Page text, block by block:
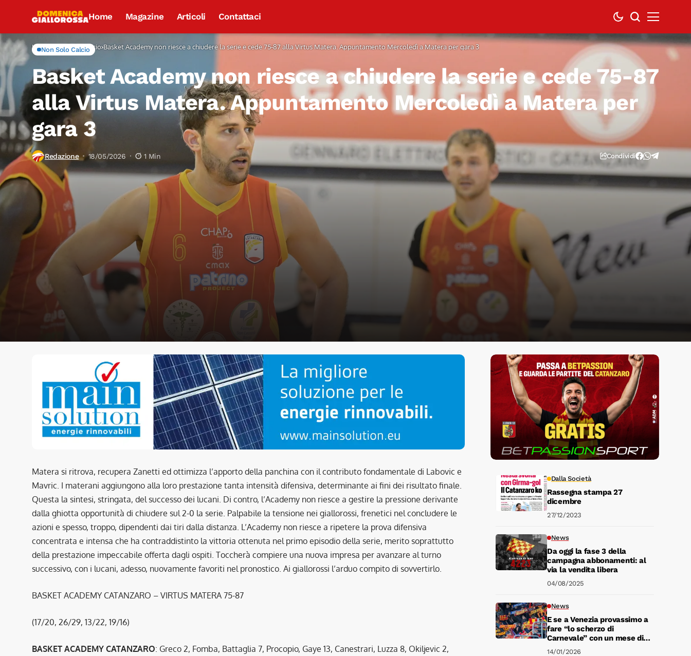
Home Magazine Articoli Contattaci
Home Non Solo Calcio Basket Academy non riesce a chiudere la serie e cede 75-87 alla Virtus Matera. Appuntamento Mercoledì a Matera per gara 3
Non Solo Calcio
Basket Academy non riesce a chiudere la serie e cede 75-87
alla Virtus Matera. Appuntamento Mercoledì a Matera per
gara 3
Redazione 18/05/2026 1 Min Condividi
Matera si ritrova, recupera Zanetti ed ottimizza l’apporto della panchina con il contributo fondamentale di Labovic e
Mavric. I materani aggiungono alla loro prestazione tanta intensità difensiva, determinante ai fini dei risultato finale.
Questa la sintesi, stringata, del successo dei lucani. Di contro, l’Academy non riesce a gestire la pressione derivante
dalla ghiotta opportunità di chiudere sul 2-0 la serie. Palpabile la tensione nei giallorossi, frenetici nel concludere le
azioni e spesso, troppo, dipendenti dai tiri dalla distanza. L’Academy non riesce a ripetere la prova difensiva
concentrata e intensa che ha contraddistinto la vittoria ottenuta nel primo episodio della serie, merito soprattutto
della prestazione impeccabile offerta dagli ospiti. Toccherà compiere una nuova impresa per avanzare al turno
successivo, con i lucani, adesso, nuovamente favoriti nel pronostico. Ai giallorossi l’arduo compito di sovvertirlo.
BASKET ACADEMY CATANZARO – VIRTUS MATERA 75-87
(17/20, 26/29, 13/22, 19/16)
BASKET ACADEMY CATANZARO: Greco 2, Fomba, Battaglia 7, Procopio, Gaye 13, Canestrari, Luzza 8, Okiljevic 2,
Dalla Società
Rassegna stampa 27
dicembre
27/12/2023
News
Da oggi la fase 3 della
campagna abbonamenti: al
via la vendita libera
04/08/2025
News
E se a Venezia provassimo a
fare “lo scherzo di
Carnevale” con un mese di
anticipo?
14/01/2026